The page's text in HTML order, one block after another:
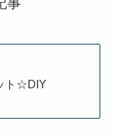
ト☆DIY